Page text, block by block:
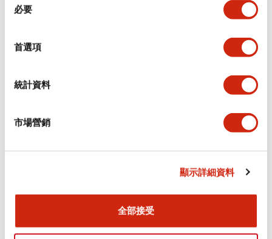
必要
首選項
統計資料
市場營銷
顯示詳細資料
全部接受
安裝和安裝規範
認證與標準